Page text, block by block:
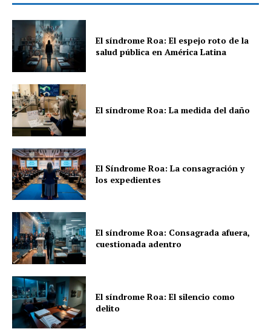
El síndrome Roa: El espejo roto de la
salud pública en América Latina
El síndrome Roa: La medida del daño
El Síndrome Roa: La consagración y
los expedientes
El síndrome Roa: Consagrada afuera,
cuestionada adentro
El síndrome Roa: El silencio como
delito